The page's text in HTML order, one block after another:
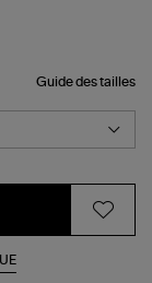
Guide des tailles